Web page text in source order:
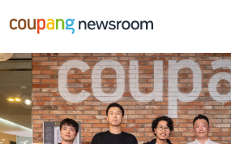
건너뛰기
메인
포스트